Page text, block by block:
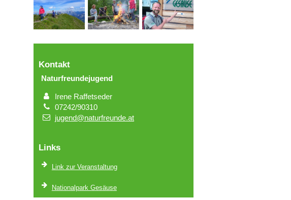
Kontakt
Naturfreundejugend
Irene Raffetseder
07242/90310
jugend@naturfreunde.at
Links
Link zur Veranstaltung
Nationalpark Gesäuse